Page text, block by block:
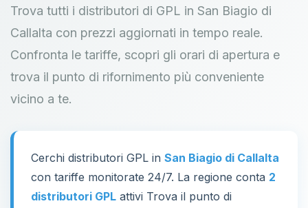
Trova tutti i distributori di GPL in San Biagio di
Callalta con prezzi aggiornati in tempo reale.
Confronta le tariffe, scopri gli orari di apertura e
trova il punto di rifornimento più conveniente
vicino a te.
Cerchi distributori GPL in San Biagio di Callalta
con tariffe monitorate 24/7. La regione conta 2
distributori GPL attivi Trova il punto di